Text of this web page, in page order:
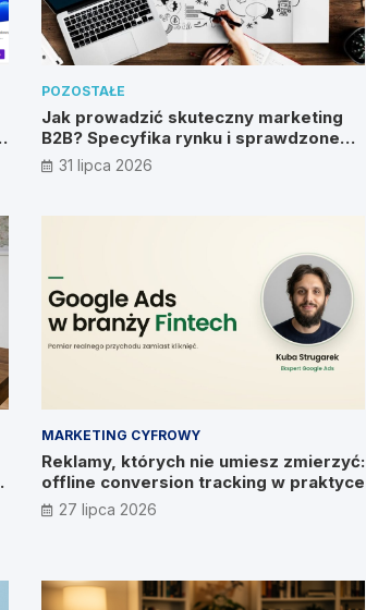
POZOSTAŁE
Jak prowadzić skuteczny marketing
B2B? Specyfika rynku i sprawdzone
metody
31 lipca 2026
MARKETING CYFROWY
Reklamy, których nie umiesz zmierzyć:
offline conversion tracking w praktyce
27 lipca 2026